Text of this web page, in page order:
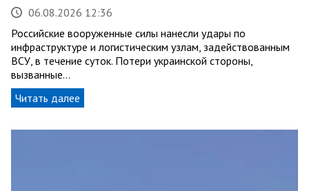
06.08.2026 12:36
Российские вооруженные силы нанесли удары по
инфраструктуре и логистическим узлам, задействованным
ВСУ, в течение суток. Потери украинской стороны,
вызванные…
Читать далее